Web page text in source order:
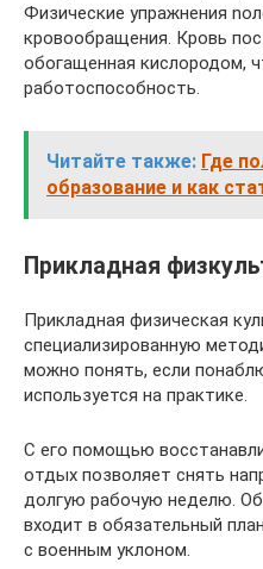
Физические упражнения
кровообращения. Кровь
обогащенная кислородом,
работоспособность.
Читайте также: Где
образование и как
Прикладная
Прикладная физическая
специализированную
можно понять, если
используется на практике.
С его помощью
отдых позволяет снять
долгую рабочую неделю.
входит в обязательный
с военным уклоном.